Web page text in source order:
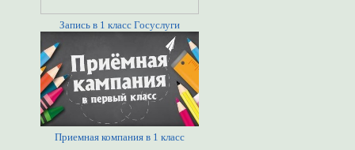
Запись в 1 класс Госуслуги
Приемная компания в 1 класс